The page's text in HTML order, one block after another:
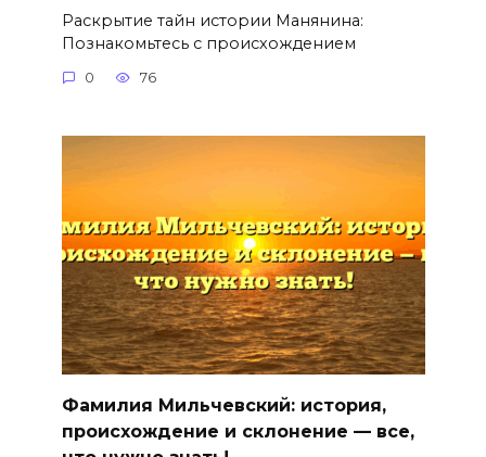
Раскрытие тайн истории Манянина:
Познакомьтесь с происхождением
0 76
Фамилия Мильчевский: история,
происхождение и склонение — все,